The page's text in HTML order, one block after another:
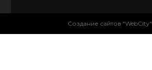
Создание сайтов "WebCity"